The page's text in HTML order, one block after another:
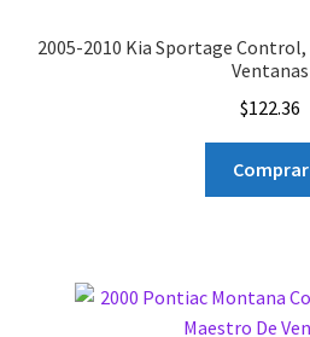
2005-2010 Kia Sportage
Ventanas
$122.36
Comprar